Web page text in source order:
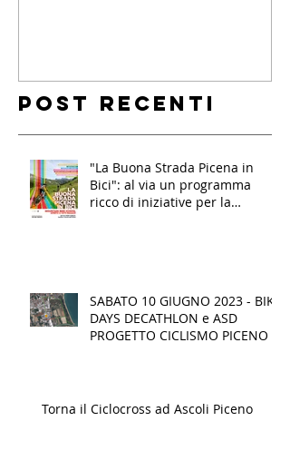
Post recenti
"La Buona Strada Picena in
Bici": al via un programma
ricco di iniziative per la
SABATO 10 GIUGNO 2023 - BIKE
DAYS DECATHLON e ASD
PROGETTO CICLISMO PICENO
Torna il Ciclocross ad Ascoli Piceno